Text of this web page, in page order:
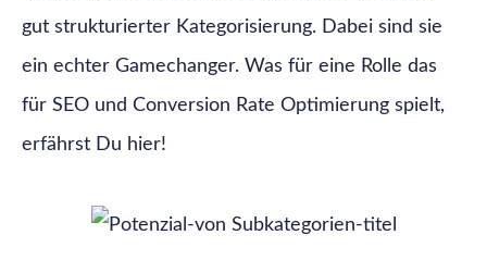
gut strukturierter Kategorisierung. Dabei sind sie
ein echter Gamechanger. Was für eine Rolle das
für SEO und Conversion Rate Optimierung spielt,
erfährst Du hier!